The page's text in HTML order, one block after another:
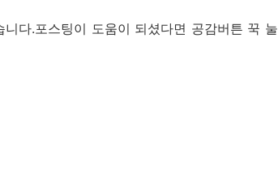
다.포스팅이 도움이 되셨다면 공감버튼 꾹 눌